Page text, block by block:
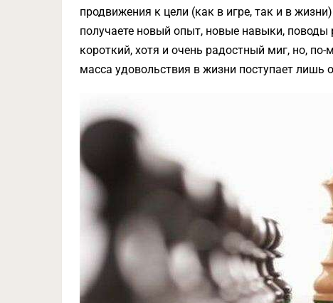
продвижения к цели (как в игре, так и в
получаете новый опыт, новые навыки, поводы
короткий, хотя и очень радостный миг, но,
масса удовольствия в жизни поступает лишь